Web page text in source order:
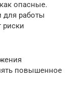
опасные.
для работы
риски
повышенное